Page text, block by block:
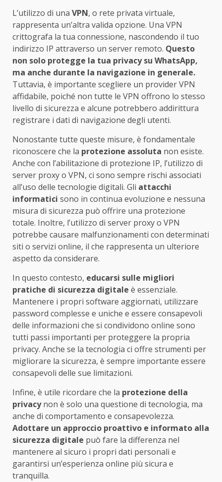
L’utilizzo di una VPN, o rete privata virtuale,
rappresenta un’altra valida opzione. Una VPN
crittografa la tua connessione, nascondendo il tuo
indirizzo IP attraverso un server remoto. Questo
non solo protegge la tua privacy su WhatsApp,
ma anche durante la navigazione in generale.
Tuttavia, è importante scegliere un provider VPN
affidabile, poiché non tutte le VPN offrono lo stesso
livello di sicurezza e alcune potrebbero addirittura
registrare i dati di navigazione degli utenti.
Nonostante tutte queste misure, è fondamentale
riconoscere che la protezione assoluta non esiste.
Anche con l’abilitazione di protezione IP, l’utilizzo di
server proxy o VPN, ci sono sempre rischi associati
all’uso delle tecnologie digitali. Gli attacchi
informatici sono in continua evoluzione e nessuna
misura di sicurezza può offrire una protezione
totale. Inoltre, l’utilizzo di server proxy o VPN
potrebbe causare malfunzionamenti con determinati
siti o servizi online, il che rappresenta un ulteriore
aspetto da considerare.
In questo contesto, educarsi sulle migliori
pratiche di sicurezza digitale è essenziale.
Mantenere i propri software aggiornati, utilizzare
password complesse e uniche e essere consapevoli
delle informazioni che si condividono online sono
tutti passi importanti per proteggere la propria
privacy. Anche se la tecnologia ci offre strumenti per
migliorare la sicurezza, è sempre importante essere
consapevoli delle sue limitazioni.
Infine, è utile ricordare che la protezione della
privacynon è solo una questione di tecnologia, ma
anche di comportamento e consapevolezza.
Adottare un approccio proattivo e informato alla
sicurezza digitale può fare la differenza nel
mantenere al sicuro i propri dati personali e
garantirsi un’esperienza online più sicura e
tranquilla.